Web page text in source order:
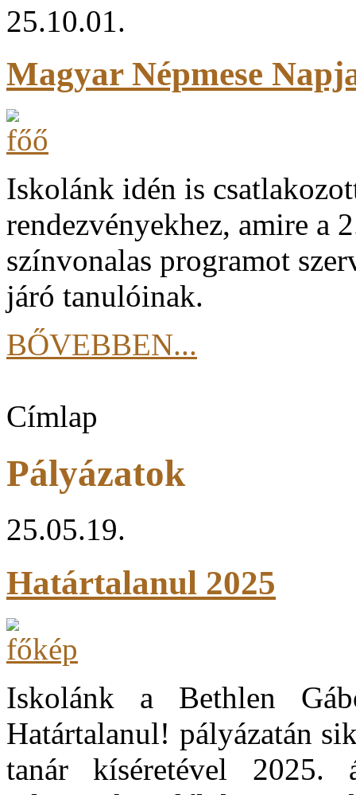
25.10.01.
Magyar Népmese
Iskolánk idén is
rendezvényekhez, amire a
színvonalas programot
járó tanulóinak.
BŐVEBBEN...
Címlap
Pályázatok
25.05.19.
Határtalanul 2025
Iskolánk a Bethlen
Határtalanul! pályázatán
tanár kíséretével